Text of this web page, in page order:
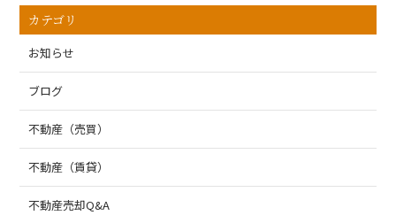
カテゴリ
お知らせ
ブログ
不動産（売買）
不動産（賃貸）
不動産売却Q&A